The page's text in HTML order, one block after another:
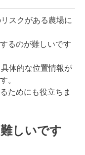
スクがある農場に
るのが難しいです
体的な位置情報が
。
ためにも役立ちま
しいです